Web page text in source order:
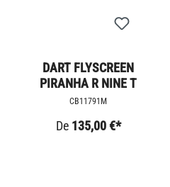
DART FLYSCREEN
PIRANHA R NINE T
CB11791M
De 135,00 €*